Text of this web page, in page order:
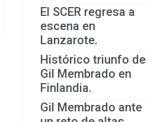
El SCER regresa a
escena en
Lanzarote.
Histórico triunfo de
Gil Membrado en
Finlandia.
Gil Membrado ante